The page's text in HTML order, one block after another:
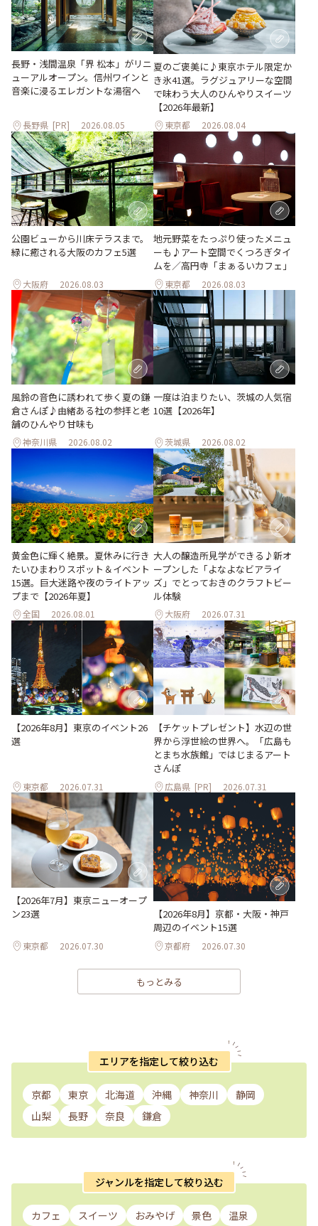
長野・浅間温泉「界 松本」がリニ
ューアルオープン。信州ワインと
音楽に浸るエレガントな湯宿へ
長野県 [PR] 2026.08.05
夏のご褒美に♪東京ホテル限定か
き氷41選。ラグジュアリーな空間
で味わう大人のひんやりスイーツ
【2026年最新】
東京都 2026.08.04
公園ビューから川床テラスまで。
緑に癒される大阪のカフェ5選
大阪府 2026.08.03
地元野菜をたっぷり使ったメニュ
ーも♪アート空間でくつろぎタイ
ムを／高円寺「まぁるいカフェ」
東京都 2026.08.03
風鈴の音色に誘われて歩く夏の鎌
倉さんぽ♪由緒ある社の参拝と老
舗のひんやり甘味も
神奈川県 2026.08.02
一度は泊まりたい、茨城の人気宿
10選【2026年】
茨城県 2026.08.02
黄金色に輝く絶景。夏休みに行き
たいひまわりスポット＆イベント
15選。巨大迷路や夜のライトアッ
プまで【2026年夏】
全国 2026.08.01
大人の醸造所見学ができる♪新オ
ープンした「よなよなビアライ
ズ」でとっておきのクラフトビー
ル体験
大阪府 2026.07.31
【2026年8月】東京のイベント26
選
東京都 2026.07.31
【チケットプレゼント】水辺の世
界から浮世絵の世界へ。「広島も
とまち水族館」ではじまるアート
さんぽ
広島県 [PR] 2026.07.31
【2026年7月】東京ニューオープ
ン23選
東京都 2026.07.30
【2026年8月】京都・大阪・神戸
周辺のイベント15選
京都府 2026.07.30
もっとみる
エリアを指定して絞り込む
京都 東京 北海道 沖縄 神奈川
静岡
山梨
長野 奈良 鎌倉
ジャンルを指定して絞り込む
カフェ スイーツ おみやげ 景色 温泉